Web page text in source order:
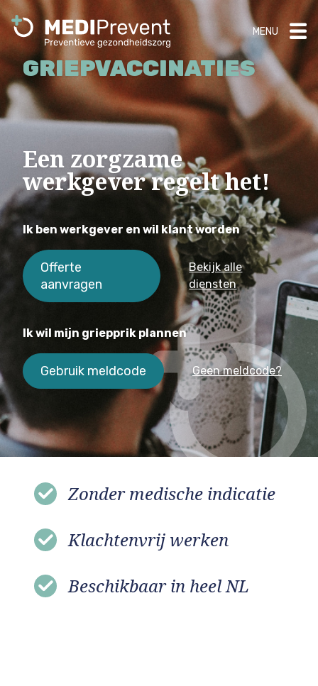
MENU
GRIEPVACCINATIES
Een zorgzame
werkgever regelt het!
Ik ben werkgever en wil klant worden
Offerte
aanvragen
Bekijk alle
diensten
Ik wil mijn griepprik plannen
Gebruik meldcode Geen meldcode?
Zonder medische indicatie
Klachtenvrij werken
Beschikbaar in heel NL